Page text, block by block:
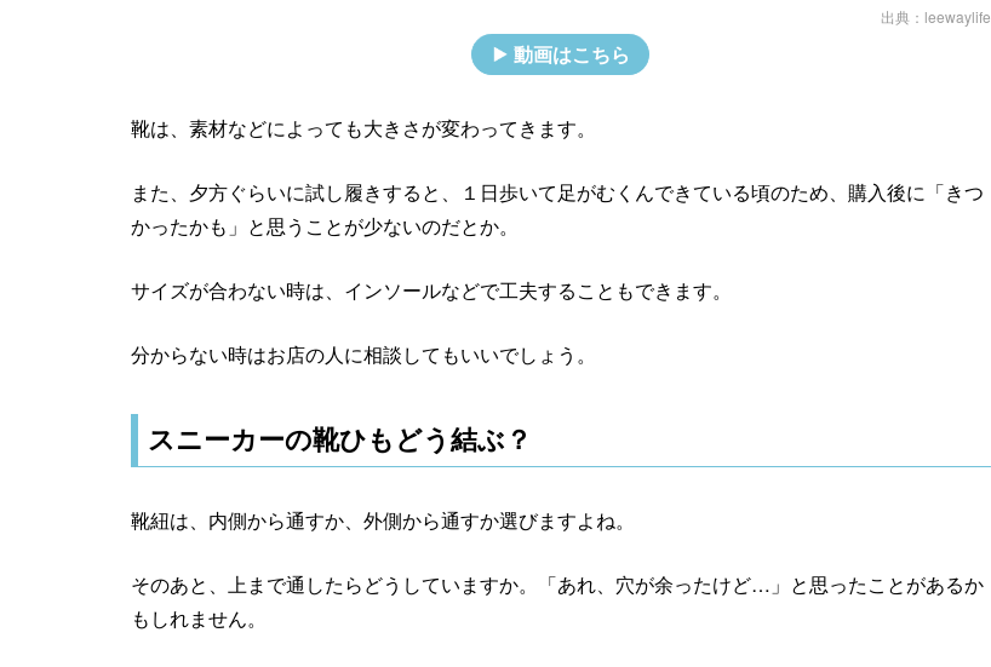
出典： leewaylife
動画はこちら
靴は、素材などによっても大きさが変わってきます。
また、夕方ぐらいに試し履きすると、１日歩いて足がむくんできている頃のため、購入後に「きつ
かったかも」と思うことが少ないのだとか。
サイズが合わない時は、インソールなどで工夫することもできます。
分からない時はお店の人に相談してもいいでしょう。
スニーカーの靴ひもどう結ぶ？
靴紐は、内側から通すか、外側から通すか選びますよね。
そのあと、上まで通したらどうしていますか。「あれ、穴が余ったけど…」と思ったことがあるか
もしれません。